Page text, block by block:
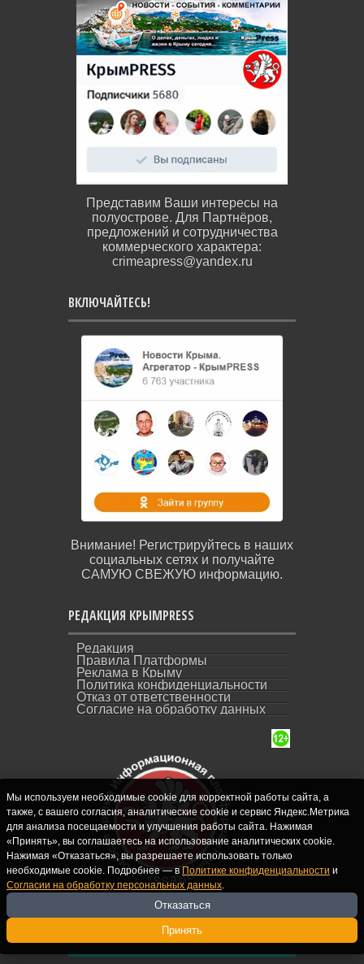
Представим Ваши интересы на
полуострове. Для Партнёров,
предложений и сотрудничества
коммерческого характера:
crimeapress@yandex.ru
ВКЛЮЧАЙТЕСЬ!
Внимание! Регистрируйтесь в наших
социальных сетях и получайте
САМУЮ СВЕЖУЮ информацию.
РЕДАКЦИЯ КРЫМPRESS
Редакция
Правила Платформы
Реклама в Крыму
Политика конфиденциальности
Отказ от ответственности
Согласие на обработку данных
Мы используем необходимые cookie для корректной работы сайта, а
также, с вашего согласия, аналитические cookie и сервис Яндекс.Метрика
для анализа посещаемости и улучшения работы сайта. Нажимая
«Принять», вы соглашаетесь на использование аналитических cookie.
Нажимая «Отказаться», вы разрешаете использовать только
необходимые cookie. Подробнее — в Политике конфиденциальности и
Согласии на обработку персональных данных.
Отказаться
Принять